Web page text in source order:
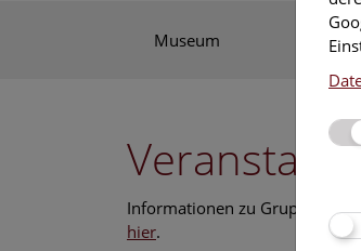
Museum
Informationen zu Gruppen,-
hier.